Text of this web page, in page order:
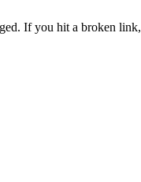
If you hit a broken link,